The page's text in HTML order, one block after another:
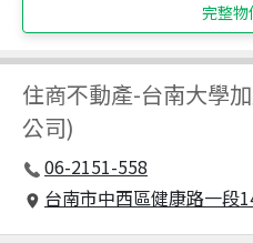
完整
住商不動產-台南大學
公司)
06-2151-558
台南市中西區健康路一段